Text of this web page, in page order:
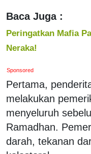
Baca Juga :
Peringatkan Mafia
Neraka!
Sponsored
Pertama,
melakukan
menyeluruh
Ramadhan.
darah, tekanan